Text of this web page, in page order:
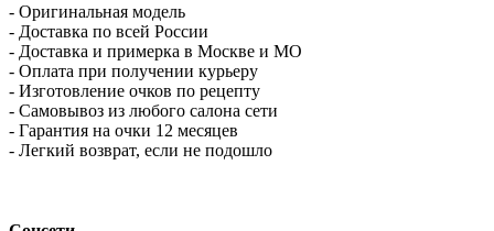
- Оригинальная модель
- Доставка по всей России
- Доставка и примерка в Москве и МО
- Оплата при получении курьеру
- Изготовление очков по рецепту
- Самовывоз из любого салона сети
- Гарантия на очки 12 месяцев
- Легкий возврат, если не подошло